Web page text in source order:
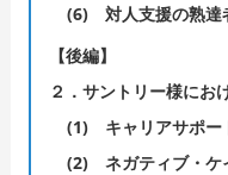
(6)
対人支援の熟達
【後編】
２．サントリー様にお
(1)
キャリアサポ
(2)
ネガティブ・